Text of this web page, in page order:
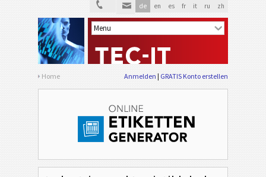
de en es fr it ru zh
Home Anmelden GRATIS Konto erstellen